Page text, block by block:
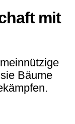
mit
Bäume